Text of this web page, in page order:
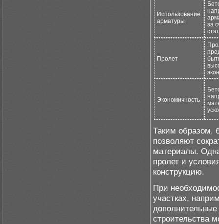
Использование
арматуры
за
Пролет
Экономичность
Таким образом,
позволяют
материалы.
пролет и
конструкцию.
При
участках,
строительства